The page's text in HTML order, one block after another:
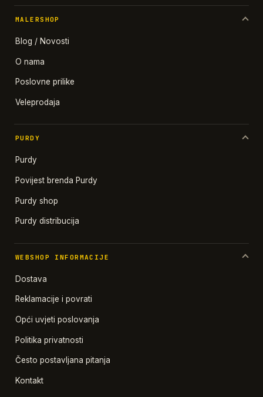
MALERSHOP
Blog / Novosti
O nama
Poslovne prilike
Veleprodaja
PURDY
Purdy
Povijest brenda Purdy
Purdy shop
Purdy distribucija
WEBSHOP INFORMACIJE
Dostava
Reklamacije i povrati
Opći uvjeti poslovanja
Politika privatnosti
Često postavljana pitanja
Kontakt